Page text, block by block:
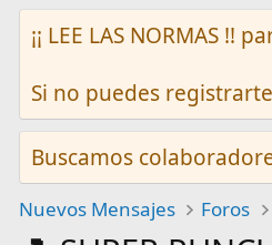
¡¡ LEE LAS NORMAS !!
Si no puedes
Buscamos
Nuevos Mensajes Foros